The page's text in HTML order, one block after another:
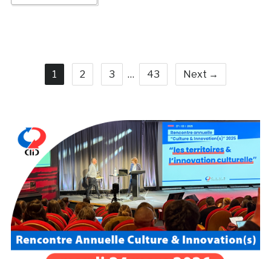
1 2 3 … 43 Next →